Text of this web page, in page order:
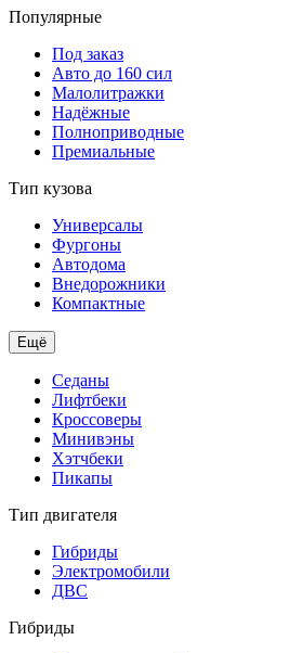
Популярные
Под заказ
Авто до 160 сил
Малолитражки
Надёжные
Полноприводные
Премиальные
Тип кузова
Универсалы
Фургоны
Автодома
Внедорожники
Компактные
Ещё
Седаны
Лифтбеки
Кроссоверы
Минивэны
Хэтчбеки
Пикапы
Тип двигателя
Гибриды
Электромобили
ДВС
Гибриды